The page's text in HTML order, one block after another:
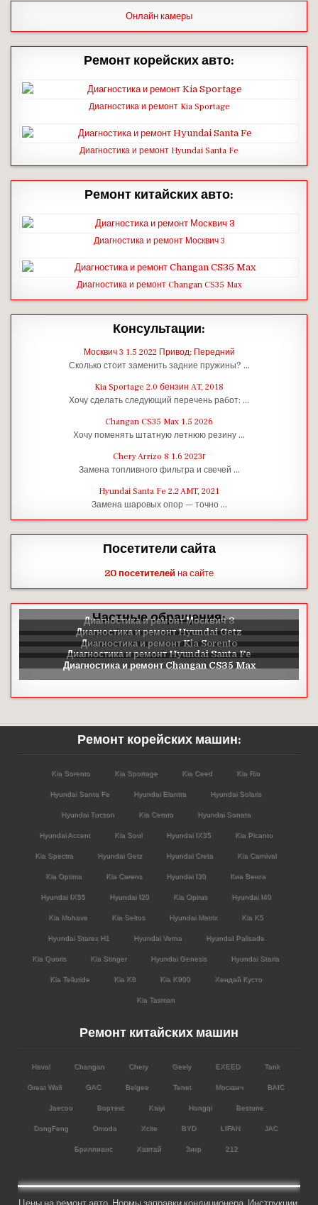
Онлайн камеры
Ремонт корейских авто:
Диагностика и ремонт Kia Sportage
Диагностика и ремонт Hyundai Santa Fe
Ремонт китайских авто:
Диагностика и ремонт Москвич 3
Диагностика и ремонт Changan CS35 Max
Консультации:
Москвич 3 1.5 2022 Привод: Передний
Сколько стоит заменить задние пружины? …
Kia Sportage 2.0 бензин AT, 2018
Хочу сделать следующий перечень работ: …
Changan CS35 Max 1.5 2026
Хочу поменять штатную летнюю резину …
Chery Arrizo 8 1.6 2023г
Замена топливного фильтра и свечей …
Hyundai Santa Fe 2.2 AMT, 2021
Замена шаровых опор — точно …
Посетители сайта
20 посетителей на сайте
Частные обращения:
Ремонт корейских машин:
Kia Sorento Kia Sportage Kia Ceed Kia Rio
Hyundai Santa Fe Hyundai Elantra Hyundai Solaris
Hyundai Tucson Kia Cerato Hyundai Sonata
Hyundai Accent Kia Soul Hyundai IX35 Kia Picanto
Kia Spectra Hyundai Getz Hyundai Creta Kia Carnival
Kia Optima Kia Carens Hyundai I30 Киа Венга
Hyundai IX55 Hyundai I20 Kia Opirus Hyundai I40
Kia Mohave Kia Seltos Hyundai Matrix Kia K5
Hyundai Starex H1 Hyundai Verna HyundaI Palisade
Kia Quoris Kia Stinger Hyundai Genesis Hyundai Staria
Kia Telluride Kia K8 Kia K900 Хендай Кусто
Kia Tasman
Ремонт китайских машин
Haval Changan Chery Geely EXEED Tank
Great Wall GAC Belgee Tenet Москвич BAIC
Jaecoo Вортекс Kaiyi Hongqi Bestune
DongFeng Omoda Xcite BYD LIFAN JAC
Бриллианс Хавтай Зикр 212